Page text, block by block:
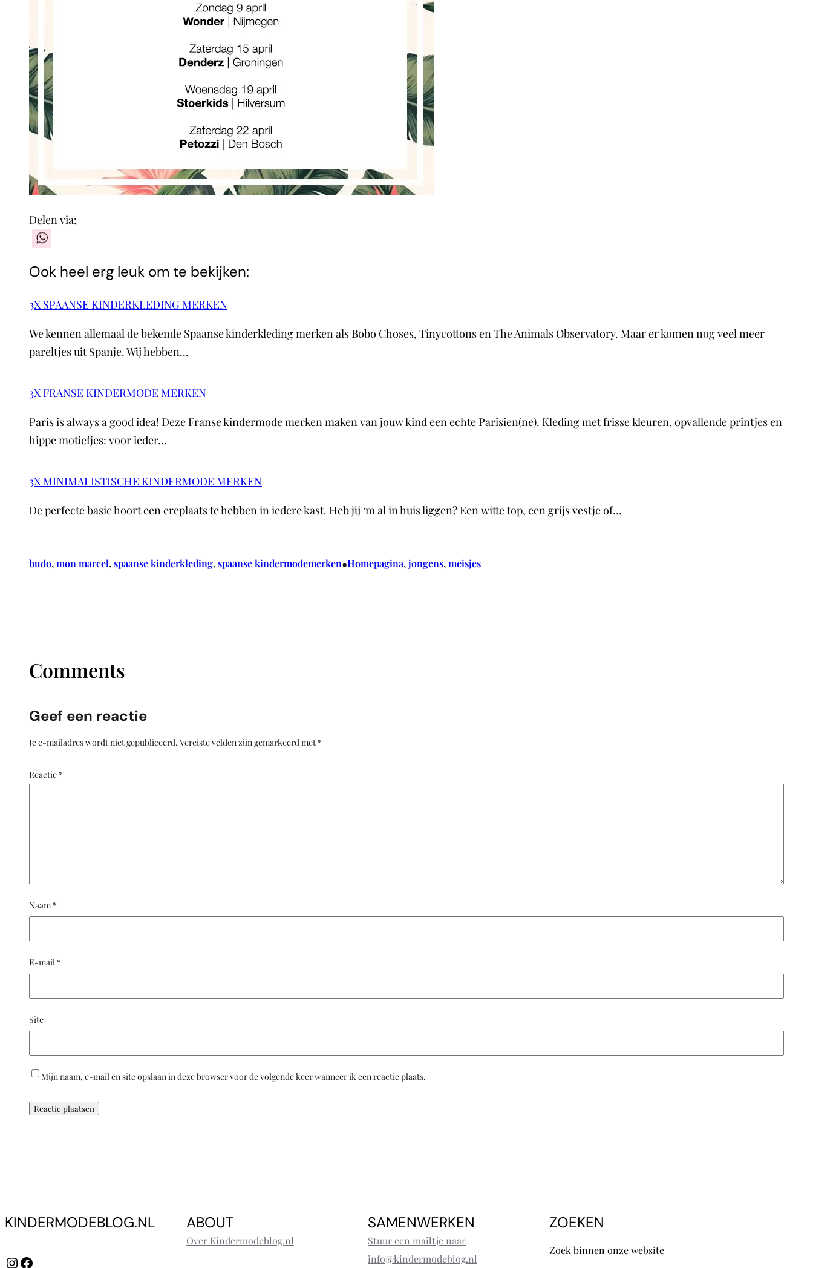
Delen via:
Ook heel erg leuk om te bekijken:
3X SPAANSE KINDERKLEDING MERKEN
We kennen allemaal de bekende Spaanse kinderkleding merken als Bobo Choses, Tinycottons en The Animals Observatory. Maar er komen nog veel meer
pareltjes uit Spanje. Wij hebben…
3X FRANSE KINDERMODE MERKEN
Paris is always a good idea! Deze Franse kindermode merken maken van jouw kind een echte Parisien(ne). Kleding met frisse kleuren, opvallende printjes en
hippe motiefjes: voor ieder…
3X MINIMALISTISCHE KINDERMODE MERKEN
De perfecte basic hoort een ereplaats te hebben in iedere kast. Heb jij ‘m al in huis liggen? Een witte top, een grijs vestje of…
budo, mon marcel, spaanse kinderkleding, spaanse kindermodemerken•Homepagina, jongens, meisjes
Comments
Geef een reactie
Je e-mailadres wordt niet gepubliceerd. Vereiste velden zijn gemarkeerd met *
Reactie *
Naam *
E-mail *
Site
Mijn naam, e-mail en site opslaan in deze browser voor de volgende keer wanneer ik een reactie plaats.
KINDERMODEBLOG.NL
InstagramFacebook
ABOUT
Over Kindermodeblog.nl
SAMENWERKEN
Stuur een mailtje naar
info@kindermodeblog.nl
ZOEKEN
Zoek binnen onze website